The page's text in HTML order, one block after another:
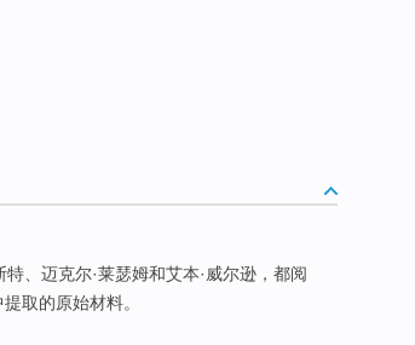
特、迈克尔·莱瑟姆和艾本·威尔逊，都阅
取的原始材料。